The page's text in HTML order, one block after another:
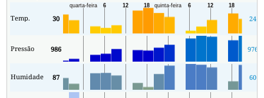
Temp. 30 24
Pressão 986 976
Humidade 87 60